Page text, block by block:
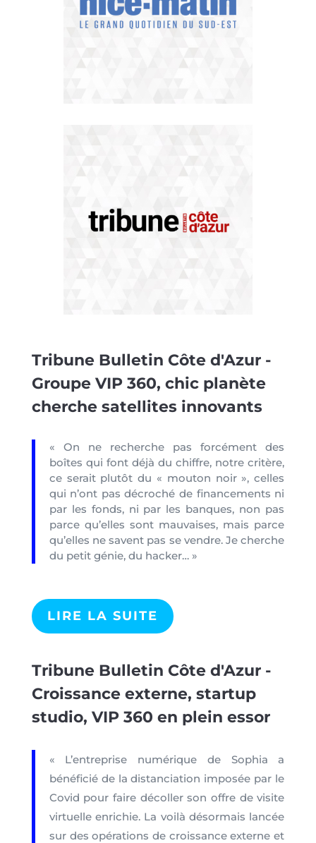
Tribune Bulletin Côte d'Azur -
Groupe VIP 360, chic planète
cherche satellites innovants
« On ne recherche pas forcément des
boîtes qui font déjà du chiffre, notre critère,
ce serait plutôt du « mouton noir », celles
qui n’ont pas décroché de financements ni
par les fonds, ni par les banques, non pas
parce qu’elles sont mauvaises, mais parce
qu’elles ne savent pas se vendre. Je cherche
du petit génie, du hacker… »
LIRE LA SUITE
Tribune Bulletin Côte d'Azur -
Croissance externe, startup
studio, VIP 360 en plein essor
« L’entreprise numérique de Sophia a
bénéficié de la distanciation imposée par le
Covid pour faire décoller son offre de visite
virtuelle enrichie. La voilà désormais lancée
sur des opérations de croissance externe et